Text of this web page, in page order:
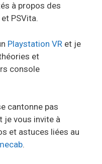
à propos des
PSVita.
Playstation VR et je
et
console
cantonne pas
je vous invite à
et astuces liées au
.